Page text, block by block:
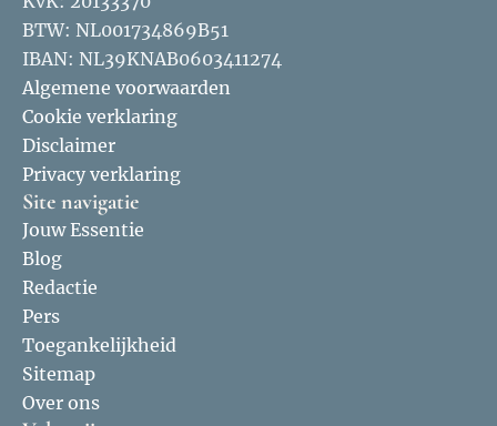
BTW: NL001734869B51
IBAN: NL39KNAB0603411274
Algemene voorwaarden
Cookie verklaring
Disclaimer
Privacy verklaring
Site navigatie
Jouw Essentie
Blog
Redactie
Pers
Toegankelijkheid
Sitemap
Over ons